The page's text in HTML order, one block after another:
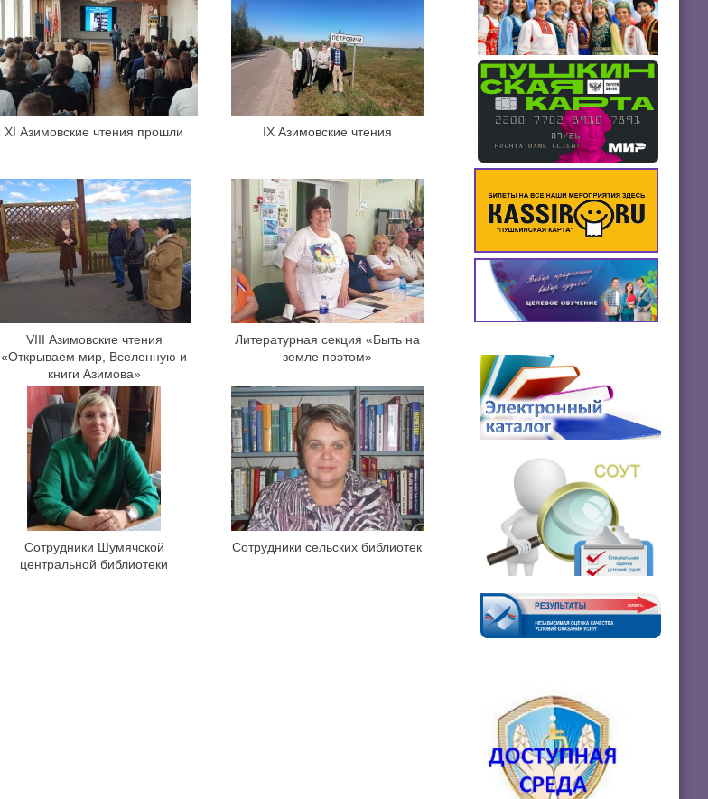
XI Азимовские чтения прошли IX Азимовские чтения
VIII Азимовские чтения
«Открываем мир, Вселенную и
книги Азимова»
Литературная секция «Быть на
земле поэтом»
Сотрудники Шумячской
центральной библиотеки
Сотрудники сельских библиотек